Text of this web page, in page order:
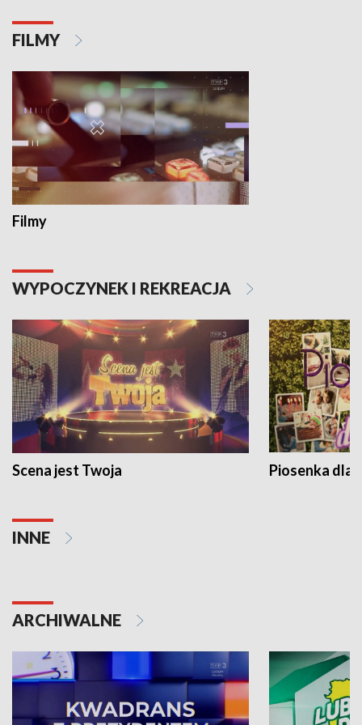
FILMY
Filmy
WYPOCZYNEK I REKREACJA
Scena jest Twoja Piosenka dla
INNE
ARCHIWALNE